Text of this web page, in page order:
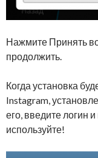
Нажмите Принять
продолжить.
Когда установка
Instagram,
его, введите логин
используйте!